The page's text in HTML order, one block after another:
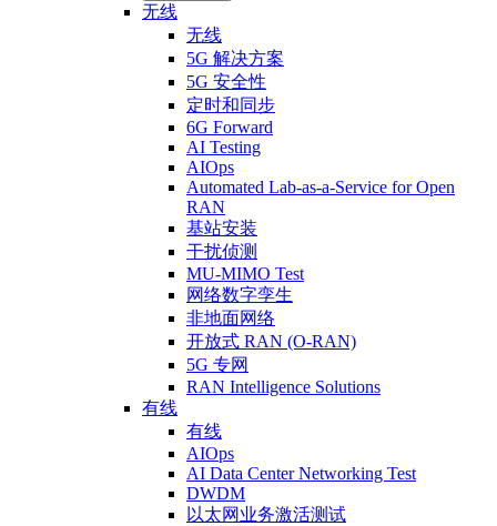
无线
无线
5G 解决方案
5G 安全性
定时和同步
6G Forward
AI Testing
AIOps
Automated Lab-as-a-Service for Open
RAN
基站安装
干扰侦测
MU-MIMO Test
网络数字孪生
非地面网络
开放式 RAN (O-RAN)
5G 专网
RAN Intelligence Solutions
有线
有线
AIOps
AI Data Center Networking Test
DWDM
以太网业务激活测试